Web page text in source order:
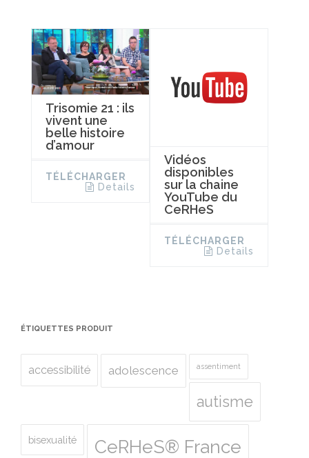
Trisomie 21 : ils
vivent une
belle histoire
d’amour
TÉLÉCHARGER
Details
Vidéos
disponibles
sur la chaine
YouTube du
CeRHeS
TÉLÉCHARGER
Details
ÉTIQUETTES PRODUIT
accessibilité adolescence assentiment
autisme
bisexualité CeRHeS® France